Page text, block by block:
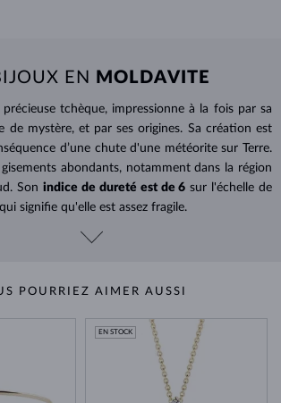
EN MOLDAVITE
précieuse tchèque, impressionne à la fois par sa
de mystère, et par ses origines. Sa création est
d’une chute d'une météorite sur Terre.
abondants, notamment dans la région
Son indice de dureté est de 6 sur l'échelle de
signifie qu'elle est assez fragile.
POURRIEZ AIMER AUSSI
EN STOCK